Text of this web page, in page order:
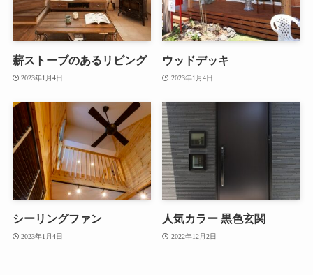
薪ストーブのあるリビング
2023年1月4日
ウッドデッキ
2023年1月4日
シーリングファン
2023年1月4日
人気カラー 黒色玄関
2022年12月2日